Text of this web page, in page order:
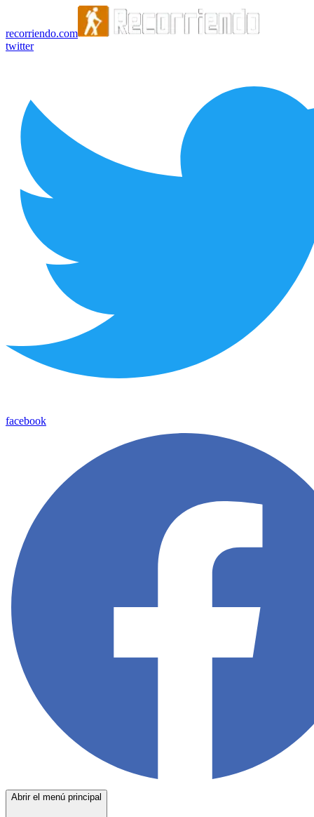
recorriendo.com
twitter
facebook
Abrir el menú principal